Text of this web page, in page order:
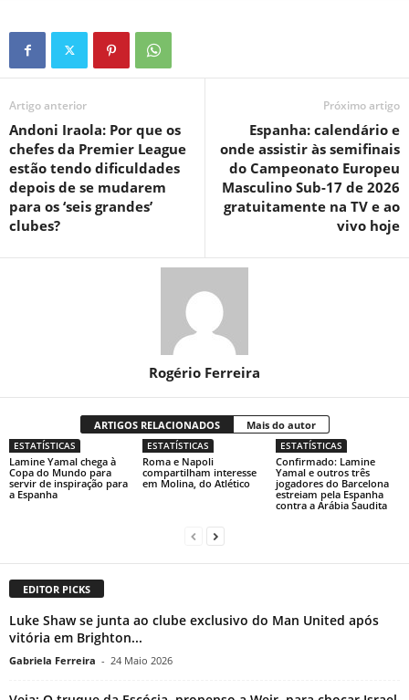
Artigo anterior
Andoni Iraola: Por que os
chefes da Premier League
estão tendo dificuldades
depois de se mudarem
para os ‘seis grandes’
clubes?
Próximo artigo
Espanha: calendário e
onde assistir às semifinais
do Campeonato Europeu
Masculino Sub-17 de 2026
gratuitamente na TV e ao
vivo hoje
Rogério Ferreira
ARTIGOS RELACIONADOS Mais do autor
ESTATÍSTICAS
Lamine Yamal chega à
Copa do Mundo para
servir de inspiração para
a Espanha
ESTATÍSTICAS
Roma e Napoli
compartilham interesse
em Molina, do Atlético
ESTATÍSTICAS
Confirmado: Lamine
Yamal e outros três
jogadores do Barcelona
estreiam pela Espanha
contra a Arábia Saudita
EDITOR PICKS
Luke Shaw se junta ao clube exclusivo do Man United após
vitória em Brighton...
Gabriela Ferreira - 24 Maio 2026